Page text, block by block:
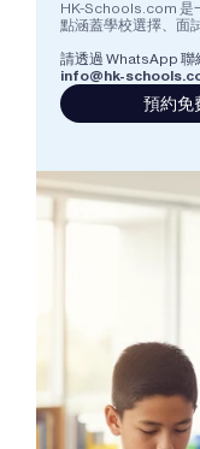
HK-Schools.com 是
點涵蓋學校選擇、面
請透過 WhatsApp 聯
info@hk-
預約免